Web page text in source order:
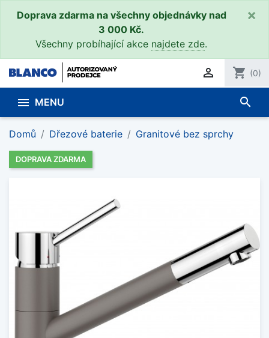
Doprava zdarma na všechny objednávky nad
3 000 Kč.
Všechny probíhající akce najdete zde.
×
 shopping_cart (0)
 MENU search
Domů Dřezové baterie Granitové bez sprchy
DOPRAVA ZDARMA